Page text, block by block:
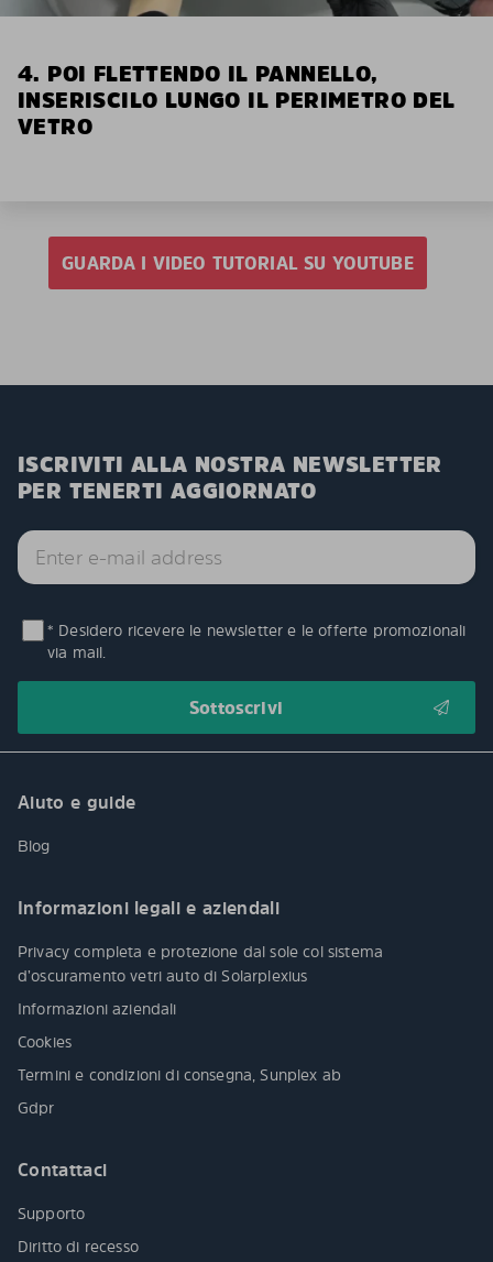
4. POI FLETTENDO IL PANNELLO,
INSERISCILO LUNGO IL PERIMETRO DEL
VETRO
GUARDA I VIDEO TUTORIAL SU YOUTUBE
ISCRIVITI ALLA NOSTRA NEWSLETTER
PER TENERTI AGGIORNATO
* Desidero ricevere le newsletter e le offerte promozionali
via mail.
Aiuto e guide
Blog
Informazioni legali e aziendali
Privacy completa e protezione dal sole col sistema
d’oscuramento vetri auto di Solarplexius
Informazioni aziendali
Cookies
Termini e condizioni di consegna, Sunplex ab
Gdpr
Contattaci
Supporto
Diritto di recesso